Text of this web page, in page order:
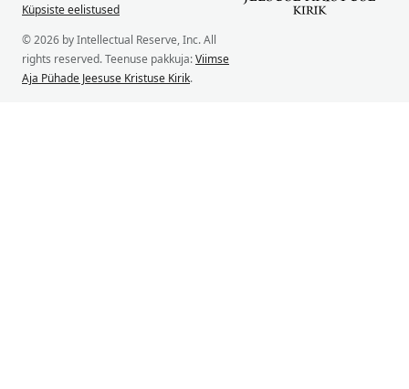
Küpsiste eelistused
© 2026 by Intellectual Reserve, Inc. All
rights reserved. Teenuse pakkuja:Viimse
Aja Pühade Jeesuse Kristuse Kirik.